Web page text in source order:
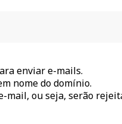
enviar e-mails.
nome do domínio.
mail, ou seja, serão